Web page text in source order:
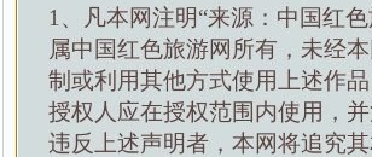
1、凡本网注明“来源：中国红
属中国红色旅游网所有，未经
制或利用其他方式使用上述作
授权人应在授权范围内使用，
违反上述声明者，本网将追究其